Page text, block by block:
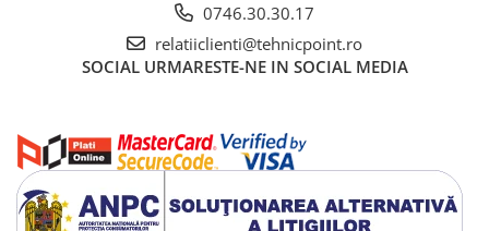
0746.30.30.17
relatiiclienti@tehnicpoint.ro
SOCIAL URMARESTE-NE IN SOCIAL MEDIA